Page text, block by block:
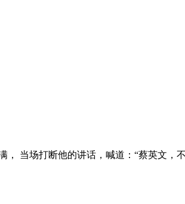
， 当场打断他的讲话，喊道：“蔡英文，